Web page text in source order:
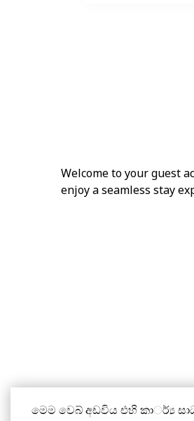
මෙම වෙබ් අඩවිය එහි කාර්්‍ය
Welcome to your guest
enjoy a seamless stay